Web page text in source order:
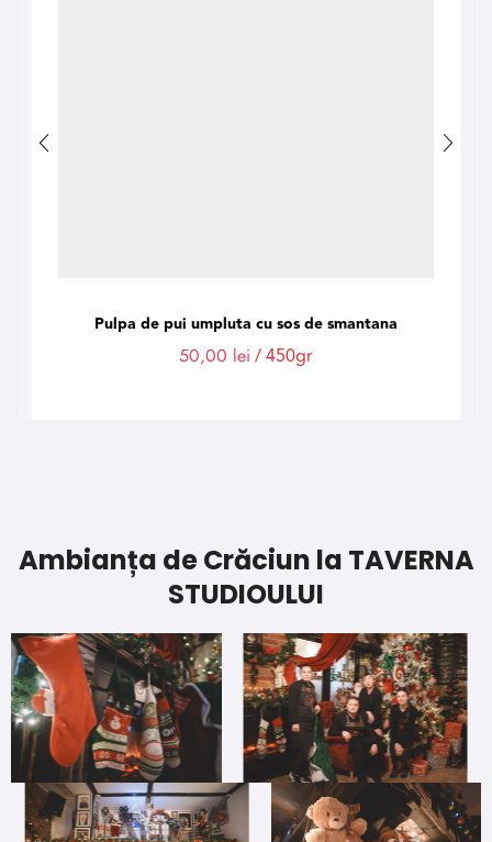
Pulpa de pui umpluta cu sos de smantana
50,00 lei / 450gr
Ambianța de Crăciun la TAVERNA
STUDIOULUI